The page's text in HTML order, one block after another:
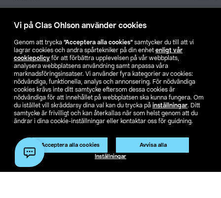
Vi på Clas Ohlson använder cookies
Genom att trycka ”Acceptera alla cookies” samtycker du till att vi
lagrar cookies och andra spårtekniker på din enhet enligt vår
cookiepolicy för att förbättra upplevelsen på vår webbplats,
analysera webbplatsens användning samt anpassa våra
marknadsföringsinsatser. Vi använder fyra kategorier av cookies:
nödvändiga, funktionella, analys och annonsering. För nödvändiga
cookies krävs inte ditt samtycke eftersom dessa cookies är
nödvändiga för att innehållet på webbplatsen ska kunna fungera. Om
du istället vill skräddarsy dina val kan du trycka på inställningar. Ditt
samtycke är frivilligt och kan återkallas när som helst genom att du
ändrar i dina cookie-inställningar eller kontaktar oss för guidning.
Acceptera alla cookies Avvisa alla
Inställningar
Aktuellt
Våra bolag
Hitta butik
SE NO FI
Köpvillkor Privacy statement Klubbvillkor